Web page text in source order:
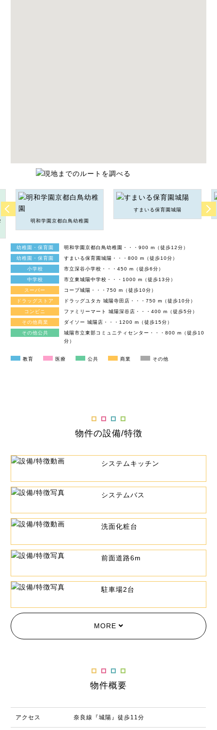
明和学園京都白鳥幼稚園
すまいる保育園城陽
幼稚園・保育園
明和学園京都白鳥幼稚園・・・900 m（徒歩12分）
幼稚園・保育園
すまいる保育園城陽・・・800 m（徒歩10分）
小学校
市立深谷小学校・・・450 m（徒歩6分）
中学校
市立東城陽中学校・・・1000 m（徒歩13分）
スーパー
コープ城陽・・・750 m（徒歩10分）
ドラッグストア
ドラッグユタカ 城陽寺田店・・・750 m（徒歩10分）
コンビニ
ファミリーマート 城陽深谷店・・・400 m（徒歩5分）
その他商業
ダイソー 城陽店・・・1200 m（徒歩15分）
その他公共
城陽市立東部コミュニティセンター・・・800 m（徒歩10
分）
教育 医療 公共 商業 その他
物件の設備/特徴
システムキッチン
システムバス
洗面化粧台
前面道路6m
駐車場2台
MORE
物件概要
アクセス 奈良線『城陽』徒歩11分